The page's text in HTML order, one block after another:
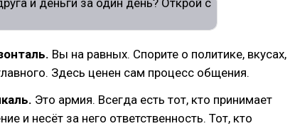
Вы на равных. Спорите о политике, вкусах,
Здесь ценен сам процесс общения.
Это армия. Всегда есть тот, кто принимает
и несёт за него ответственность. Тот, кто